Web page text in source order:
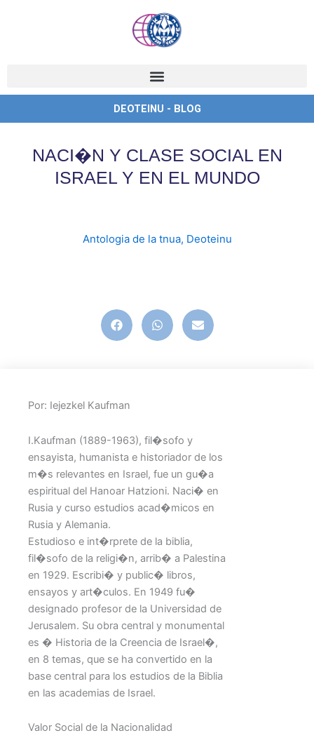
DEOTEINU - BLOG
NACI�N Y CLASE SOCIAL EN
ISRAEL Y EN EL MUNDO
Antologia de la tnua, Deoteinu
Por: Iejezkel Kaufman
I.Kaufman (1889-1963), fil�sofo y
ensayista, humanista e historiador de los
m�s relevantes en Israel, fue un gu�a
espiritual del Hanoar Hatzioni. Naci� en
Rusia y curso estudios acad�micos en
Rusia y Alemania.
Estudioso e int�rprete de la biblia,
fil�sofo de la religi�n, arrib� a Palestina
en 1929. Escribi� y public� libros,
ensayos y art�culos. En 1949 fu�
designado profesor de la Universidad de
Jerusalem. Su obra central y monumental
es � Historia de la Creencia de Israel�,
en 8 temas, que se ha convertido en la
base central para los estudios de la Biblia
en las academias de Israel.
Valor Social de la Nacionalidad